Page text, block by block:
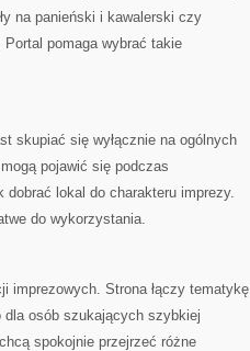
na panieński i kawalerski czy
pomaga wybrać takie
skupiać się wyłącznie na ogólnych
pojawić się podczas
lokal do charakteru imprezy.
do wykorzystania.
imprezowych. Strona łączy tematykę
dla osób szukających szybkiej
spokojnie przejrzeć różne